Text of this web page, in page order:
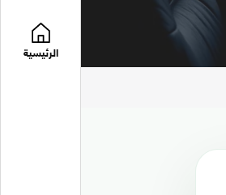
الرئيسية